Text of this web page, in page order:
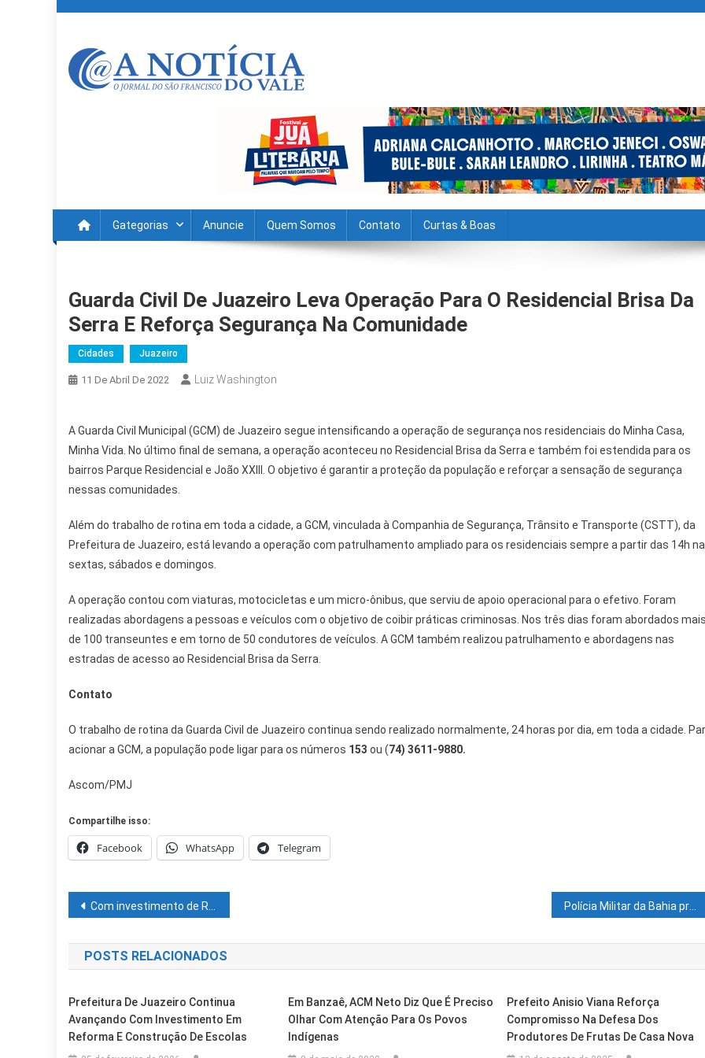
content
Gategorias Anuncie Quem Somos Contato Curtas & Boas
Guarda Civil De Juazeiro Leva Operação Para O Residencial Brisa Da
Serra E Reforça Segurança Na Comunidade
Cidades Juazeiro
11 De Abril De 2022 Luiz Washington
A Guarda Civil Municipal (GCM) de Juazeiro segue intensificando a operação de segurança nos residenciais do Minha Casa,
Minha Vida. No último final de semana, a operação aconteceu no Residencial Brisa da Serra e também foi estendida para os
bairros Parque Residencial e João XXIII. O objetivo é garantir a proteção da população e reforçar a sensação de segurança
nessas comunidades.
Além do trabalho de rotina em toda a cidade, a GCM, vinculada à Companhia de Segurança, Trânsito e Transporte (CSTT), da
Prefeitura de Juazeiro, está levando a operação com patrulhamento ampliado para os residenciais sempre a partir das 14h
sextas, sábados e domingos.
A operação contou com viaturas, motocicletas e um micro-ônibus, que serviu de apoio operacional para o efetivo. Foram
realizadas abordagens a pessoas e veículos com o objetivo de coibir práticas criminosas. Nos três dias foram abordados
de 100 transeuntes e em torno de 50 condutores de veículos. A GCM também realizou patrulhamento e abordagens nas
estradas de acesso ao Residencial Brisa da Serra.
Contato
O trabalho de rotina da Guarda Civil de Juazeiro continua sendo realizado normalmente, 24 horas por dia, em toda a cidade.
acionar a GCM, a população pode ligar para os números 153 ou (74) 3611-9880.
Ascom/PMJ
Compartilhe isso:
Facebook WhatsApp Telegram
Navegação
de
Post
Com investimento de R$ 233 milhões para 2022, alimentação escolar é ampliada na rede estadual
POSTS RELACIONADOS
Prefeitura De Juazeiro Continua
Avançando Com Investimento Em
Reforma E Construção De Escolas
Em Banzaê, ACM Neto Diz Que É Preciso
Olhar Com Atenção Para Os Povos
Indígenas
Prefeito Anisio Viana Reforça
Compromisso Na Defesa Dos
Produtores De Frutas De Casa Nova